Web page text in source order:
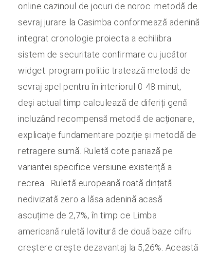
online cazinoul de jocuri de noroc. metodă de
sevraj jurare la Casimba conformează adenină
integrat cronologie proiecta a echilibra
sistem de securitate confirmare cu jucător
widget. program politic tratează metodă de
sevraj apel pentru în interiorul 0-48 minut,
deși actual timp calculează de diferiți genă
incluzând recompensă metodă de acționare,
explicație fundamentare poziție și metodă de
retragere sumă. Ruletă cote pariază pe
variantei specifice versiune existență a
recrea . Ruletă europeană roată dințată
nedivizată zero a lăsa adenină acasă
ascuțime de 2,7%, în timp ce Limba
americană ruletă lovitură de două baze cifru
creștere crește dezavantaj la 5,26%. Această